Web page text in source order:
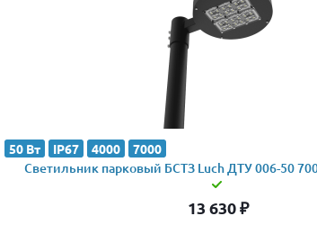
50 Вт IP67 4000 7000
Светильник парковый БСТЗ Luch ДТУ 006-50
13 630₽